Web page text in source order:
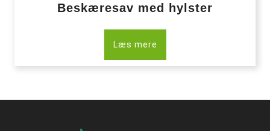
Beskæresav med hylster
Læs mere